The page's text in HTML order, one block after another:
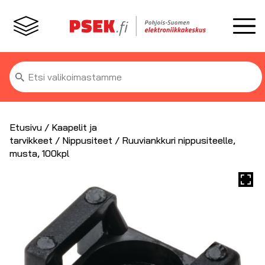
Etsi:
Etusivu / Kaapelit ja
tarvikkeet / Nippusiteet / Ruuviankkuri nippusiteelle,
musta, 100kpl